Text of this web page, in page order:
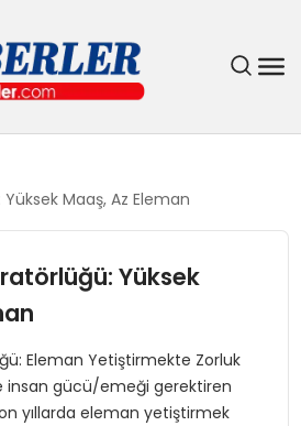
Maaş, Az Eleman
Yüksek
Eleman Yetiştirmekte Zorluk
insan gücü/emeği gerektiren
yıllarda eleman yetiştirmek